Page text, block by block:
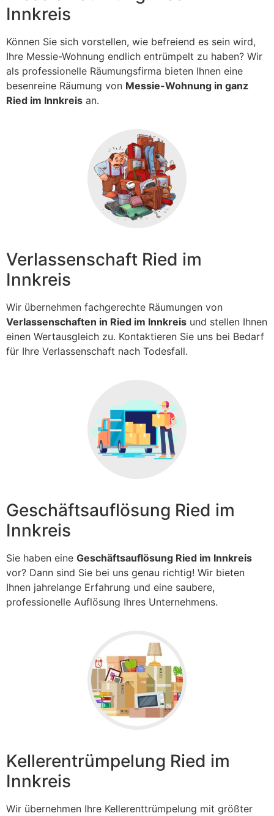
Innkreis
Können Sie sich vorstellen, wie befreiend es sein wird,
Ihre Messie-Wohnung endlich entrümpelt zu haben? Wir
als professionelle Räumungsfirma bieten Ihnen eine
besenreine Räumung von Messie-Wohnung in ganz
Ried im Innkreis an.
Verlassenschaft Ried im
Innkreis
Wir übernehmen fachgerechte Räumungen von
Verlassenschaften in Ried im Innkreis und stellen Ihnen
einen Wertausgleich zu. Kontaktieren Sie uns bei Bedarf
für Ihre Verlassenschaft nach Todesfall.
Geschäftsauflösung Ried im
Innkreis
Sie haben eine Geschäftsauflösung Ried im Innkreis
vor? Dann sind Sie bei uns genau richtig! Wir bieten
Ihnen jahrelange Erfahrung und eine saubere,
professionelle Auflösung Ihres Unternehmens.
Kellerentrümpelung Ried im
Innkreis
Wir übernehmen Ihre Kellerenttrümpelung mit größter